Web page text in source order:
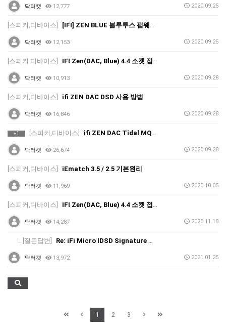
닥터캣 12,777 2020.09.25
[스피커,디바이스] [IFI] ZEN BLUE 블루투스 펌웨어 업데이트 는 우찌 해야 됩니까?
닥터캣 12,153 2020.09.25
[스피커 디바이스] IFI Zen(DAC, Blue) 4.4 소켓 접촉불량 관련 FAQ
닥터캣 10,913 2020.09.28
[스피커,디바이스] ifi ZEN DAC DSD 사용 방법
닥터캣 16,846 2020.09.28
+1 [스피커,디바이스] ifi ZEN DAC Tidal MQA 설정 방법
닥터캣 26,674 2020.09.28
[스피커,디바이스] iEmatch 3.5 / 2.5 기본원리
닥터캣 11,969 2020.10.05
[스피커,디바이스] IFI Zen(DAC, Blue) 4.4 소켓 접촉불량 관련 FAQ
닥터캣 14,287 2020.11.18
[질문답변] Re: iFi Micro IDSD Signature 제품 국내 판매 언제 시작하나요?
닥터캣 13,972 2021.01.25
1 2 3